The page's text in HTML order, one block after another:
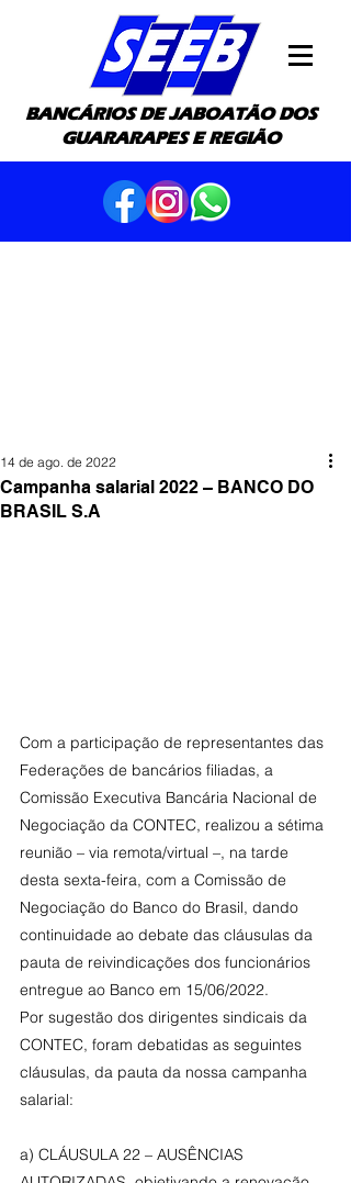
BANCÁRIOS DE JABOATÃO DOS
GUARARAPES E REGIÃO
Campanha salarial 2022 – BANCO DO
BRASIL S.A
14 de ago. de 2022
Com a participação de representantes das
Federações de bancários filiadas, a
Comissão Executiva Bancária Nacional de
Negociação da CONTEC, realizou a sétima
reunião – via remota/virtual –, na tarde
desta sexta-feira, com a Comissão de
Negociação do Banco do Brasil, dando
continuidade ao debate das cláusulas da
pauta de reivindicações dos funcionários
entregue ao Banco em 15/06/2022.
Por sugestão dos dirigentes sindicais da
CONTEC, foram debatidas as seguintes
cláusulas, da pauta da nossa campanha
salarial:
a) CLÁUSULA 22 – AUSÊNCIAS